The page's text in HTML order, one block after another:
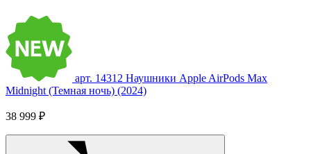
арт. 14312 Наушники Apple AirPods Max
Midnight (Темная ночь) (2024)
38 999 ₽